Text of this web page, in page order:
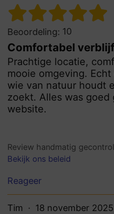
Beoordeling: 10
Comfortabel
Prachtige locatie,
mooie omgeving.
wie van natuur houdt
zoekt. Alles was goed
website.
Review handmatig
Bekijk ons beleid
Reageer
Tim 18 november